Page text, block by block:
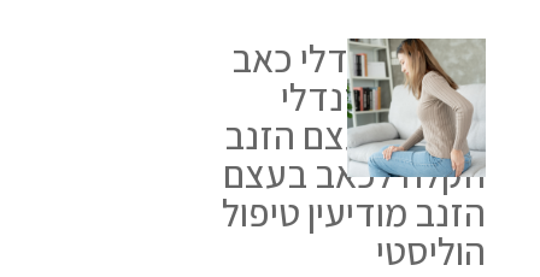
עצם פודנדלי כאב
בעצב פודנדלי
כאבים בעצם הזנב
הקלה לכאב בעצם
הזנב מודיעין טיפול
הוליסטי